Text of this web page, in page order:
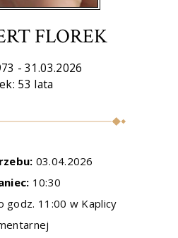
FLOREK
- 31.03.2026
53 lata
03.04.2026
10:30
godz. 11:00 w Kaplicy